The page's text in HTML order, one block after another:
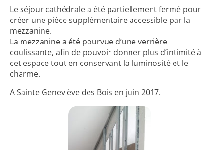
Le séjour cathédrale a été partiellement fermé pour
créer une pièce supplémentaire accessible par la
mezzanine.
La mezzanine a été pourvue d’une verrière
coulissante, afin de pouvoir donner plus d’intimité à
cet espace tout en conservant la luminosité et le
charme.
A Sainte Geneviève des Bois en juin 2017.